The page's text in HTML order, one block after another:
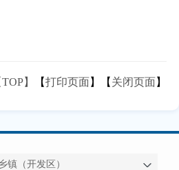
TOP】 【打印页面】【 关闭页面】
乡镇（开发区）